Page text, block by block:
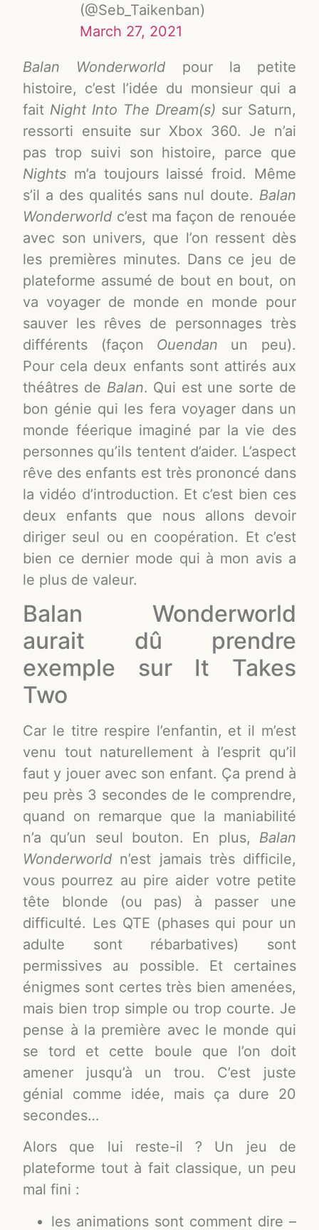
(@Seb_Taikenban)
March 27, 2021
Balan Wonderworld pour la petite
histoire, c’est l’idée du monsieur qui a
fait Night Into The Dream(s) sur Saturn,
ressorti ensuite sur Xbox 360. Je n’ai
pas trop suivi son histoire, parce que
Nights m’a toujours laissé froid. Même
s’il a des qualités sans nul doute. Balan
Wonderworld c’est ma façon de renouée
avec son univers, que l’on ressent dès
les premières minutes. Dans ce jeu de
plateforme assumé de bout en bout, on
va voyager de monde en monde pour
sauver les rêves de personnages très
différents (façon Ouendan un peu).
Pour cela deux enfants sont attirés aux
théâtres de Balan. Qui est une sorte de
bon génie qui les fera voyager dans un
monde féerique imaginé par la vie des
personnes qu’ils tentent d’aider. L’aspect
rêve des enfants est très prononcé dans
la vidéo d’introduction. Et c’est bien ces
deux enfants que nous allons devoir
diriger seul ou en coopération. Et c’est
bien ce dernier mode qui à mon avis a
le plus de valeur.
Balan Wonderworld
aurait dû prendre
exemple sur It Takes
Two
Car le titre respire l’enfantin, et il m’est
venu tout naturellement à l’esprit qu’il
faut y jouer avec son enfant. Ça prend à
peu près 3 secondes de le comprendre,
quand on remarque que la maniabilité
n’a qu’un seul bouton. En plus, Balan
Wonderworld n’est jamais très difficile,
vous pourrez au pire aider votre petite
tête blonde (ou pas) à passer une
difficulté. Les QTE (phases qui pour un
adulte sont rébarbatives) sont
permissives au possible. Et certaines
énigmes sont certes très bien amenées,
mais bien trop simple ou trop courte. Je
pense à la première avec le monde qui
se tord et cette boule que l’on doit
amener jusqu’à un trou. C’est juste
génial comme idée, mais ça dure 20
secondes…
Alors que lui reste-il ? Un jeu de
plateforme tout à fait classique, un peu
mal fini :
les animations sont comment dire –